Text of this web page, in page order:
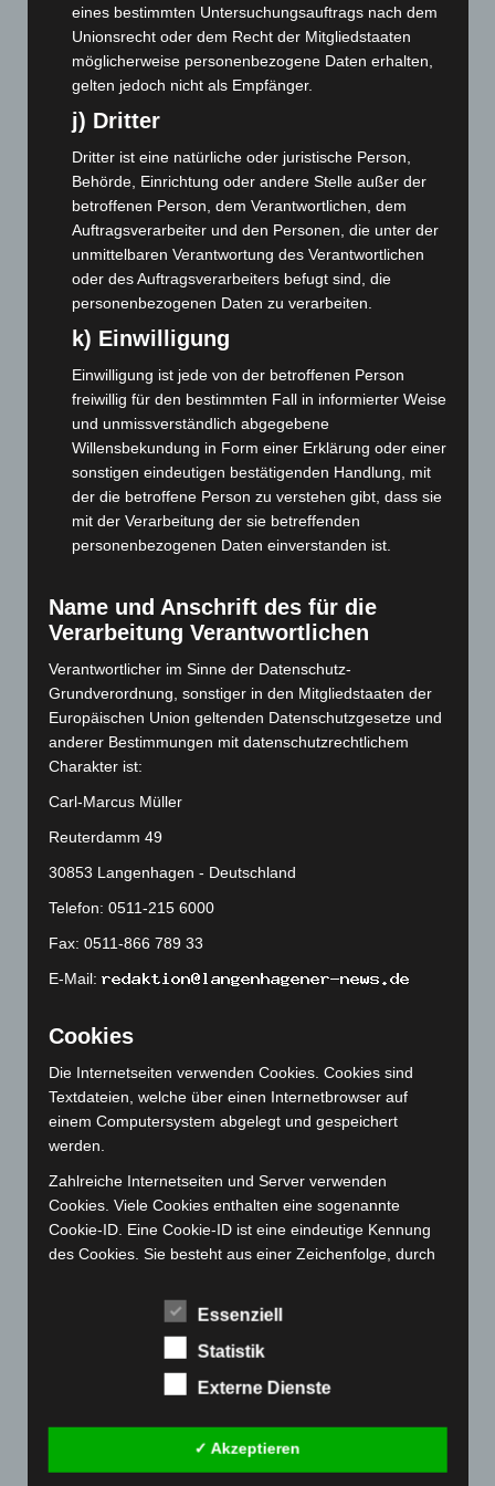
Februar 2025(96)
Januar 2025
Dezember 2024(89)
November 2024(94)
Oktober 2024 (93)
September 2024(112)
August 2024(107)
Juli 2024(89)
Juni 2024 (107)
Mai 2024
April 2024(102)
März 2024(103)
Februar 2024 (103)
Januar 2024(111)
Dezember 2023(130)
November 2023(130)
Oktober 2023(114)
August 2023(134)
Juni 2023(142)
Mai 2023(139)
April 2023(155)
Februar 2023 (154)
Januar 2023(140)
Dezember 2022(130)
November 2022(167)
Oktober 2022(166)
September 2022(205)
Juli 2022(133)
Juni 2022(167)
Mai 2022(177)
April 2022
März 2022(221)
Februar 2022(189)
Januar 2022
(190)
(215)
(180)
Juni 2021(198)
eines bestimmten Untersuchungsauftrags nach dem
Unionsrecht oder dem Recht der Mitgliedstaaten
möglicherweise personenbezogene Daten erhalten,
gelten jedoch nicht als Empfänger.
j) Dritter
Dritter ist eine natürliche oder juristische Person,
Behörde, Einrichtung oder andere Stelle außer der
betroffenen Person, dem Verantwortlichen, dem
Auftragsverarbeiter und den Personen, die unter der
unmittelbaren Verantwortung des Verantwortlichen
oder des Auftragsverarbeiters befugt sind, die
personenbezogenen Daten zu verarbeiten.
k) Einwilligung
Einwilligung ist jede von der betroffenen Person
freiwillig für den bestimmten Fall in informierter Weise
und unmissverständlich abgegebene
Willensbekundung in Form einer Erklärung oder einer
sonstigen eindeutigen bestätigenden Handlung, mit
der die betroffene Person zu verstehen gibt, dass sie
mit der Verarbeitung der sie betreffenden
personenbezogenen Daten einverstanden ist.
Name und Anschrift des für die
Verarbeitung Verantwortlichen
Verantwortlicher im Sinne der Datenschutz-
Grundverordnung, sonstiger in den Mitgliedstaaten der
Europäischen Union geltenden Datenschutzgesetze und
anderer Bestimmungen mit datenschutzrechtlichem
Charakter ist:
Carl-Marcus Müller
Reuterdamm 49
30853 Langenhagen - Deutschland
Telefon: 0511-215 6000
Fax: 0511-866 789 33
E-Mail:
Cookies
Die Internetseiten verwenden Cookies. Cookies sind
Textdateien, welche über einen Internetbrowser auf
einem Computersystem abgelegt und gespeichert
werden.
Zahlreiche Internetseiten und Server verwenden
Cookies. Viele Cookies enthalten eine sogenannte
Cookie-ID. Eine Cookie-ID ist eine eindeutige Kennung
des Cookies. Sie besteht aus einer Zeichenfolge, durch
Internetbrowser zugeordnet werden können, in dem das
Cookie gespeichert wurde. Dies ermöglicht es den
besuchten Internetseiten und Servern, den individuellen
Browser der betroffenen Person von anderen
Internetbrowsern, die andere Cookies enthalten, zu
unterscheiden. Ein bestimmter Internetbrowser kann
über die eindeutige Cookie-ID wiedererkannt und
identifiziert werden.
Essenziell
Statistik
Externe Dienste
✓ Akzeptieren